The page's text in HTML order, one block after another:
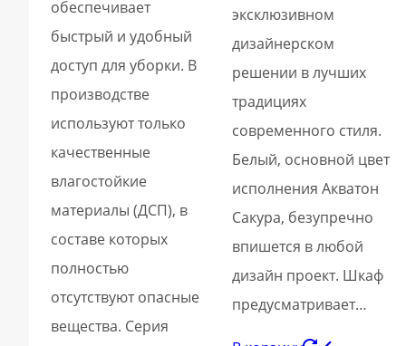
обеспечивает
быстрый и удобный
доступ для уборки. В
производстве
используют только
качественные
влагостойкие
материалы (ДСП), в
составе которых
полностью
отсутствуют опасные
вещества. Серия
эксклюзивном
дизайнерском
решении в лучших
традициях
современного стиля.
Белый, основной цвет
исполнения Акватон
Сакура, безупречно
впишется в любой
дизайн проект. Шкаф
предусматривает…